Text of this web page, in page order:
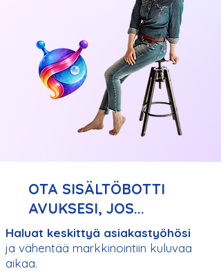
OTA SISÄLTÖBOTTI
AVUKSESI, JOS...
Haluat keskittyä asiakastyöhösi
ja vähentää markkinointiin kuluvaa
aikaa.